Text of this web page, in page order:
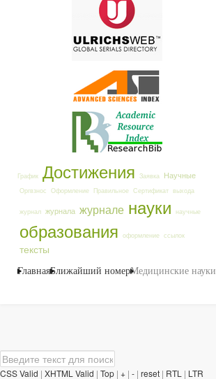
График Достижения Заявка Научные
Оргвзнос Оформление Правильное Сертификат выхода
журнал журнала журнале науки научные
образования оформление ссылок
тексты
ГлавнаяБлижайший номерМедицинские науки
CSS Valid | XHTML Valid | Top | + | - | reset | RTL | LTR